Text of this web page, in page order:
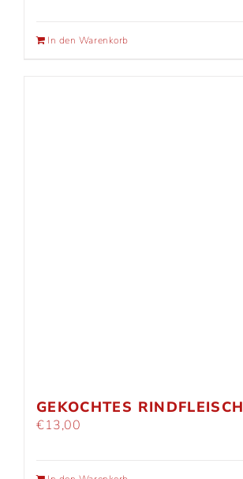
In den Warenkorb
GEKOCHTES RINDFLEISCH
€13,00